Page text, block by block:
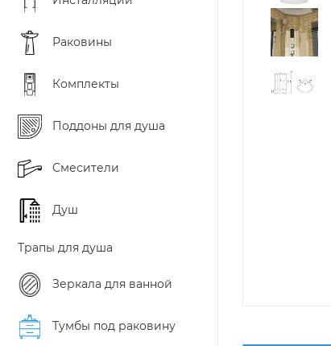
Раковины
Комплекты
Поддоны для душа
Смесители
Душ
Трапы для душа
Зеркала для ванной
Тумбы под раковину